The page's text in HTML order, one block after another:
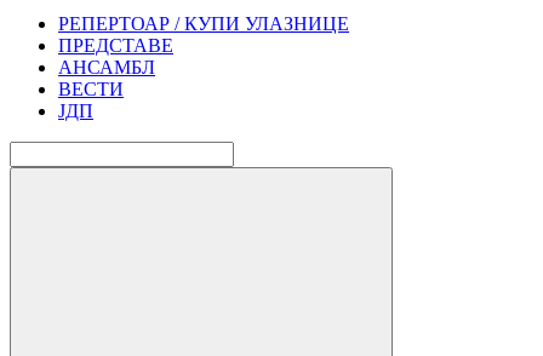
РЕПЕРТОАР / КУПИ УЛАЗНИЦЕ
ПРЕДСТАВЕ
АНСАМБЛ
ВЕСТИ
ЈДП